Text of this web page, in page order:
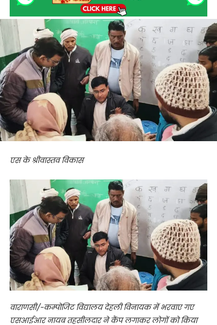
एस के श्रीवास्तव विकास
वाराणसी/-कम्पोजिट विद्यालय देहली विनायक में भरवाए गए
एसआईआर नायब तहसीलदार ने कैंप लगाकर लोगों को किया